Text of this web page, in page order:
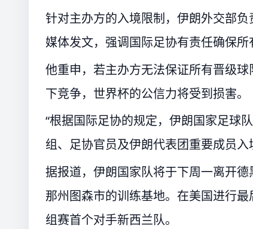
针对主办方的入境限制，伊朗外交部
媒体发文，强调国际足协有责任确保
他重申，若主办方无法保证所有晋级
下竞争，世界杯的公信力将受到损害。
“根据国际足协的规定，伊朗国家足球
组、足协官员及伊朗代表团重要成员
据报道，伊朗国家队将于下周一离开
那州图森市的训练基地。在美国进行
组赛首个对手新西兰队。